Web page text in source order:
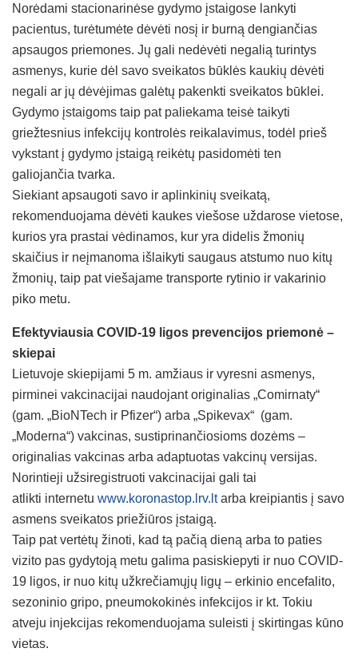
Norėdami stacionarinėse gydymo įstaigose lankyti
pacientus, turėtumėte dėvėti nosį ir burną dengiančias
apsaugos priemones. Jų gali nedėvėti negalią turintys
asmenys, kurie dėl savo sveikatos būklės kaukių dėvėti
negali ar jų dėvėjimas galėtų pakenkti sveikatos būklei.
Gydymo įstaigoms taip pat paliekama teisė taikyti
griežtesnius infekcijų kontrolės reikalavimus, todėl prieš
vykstant į gydymo įstaigą reikėtų pasidomėti ten
galiojančia tvarka.
Siekiant apsaugoti savo ir aplinkinių sveikatą,
rekomenduojama dėvėti kaukes viešose uždarose vietose,
kurios yra prastai vėdinamos, kur yra didelis žmonių
skaičius ir neįmanoma išlaikyti saugaus atstumo nuo kitų
žmonių, taip pat viešajame transporte rytinio ir vakarinio
piko metu.
Efektyviausia COVID-19 ligos prevencijos priemonė –
skiepai
Lietuvoje skiepijami 5 m. amžiaus ir vyresni asmenys,
pirminei vakcinacijai naudojant originalias „Comirnaty“
(gam. „BioNTech ir Pfizer“) arba „Spikevax“ (gam.
„Moderna“) vakcinas, sustiprinančiosioms dozėms –
originalias vakcinas arba adaptuotas vakcinų versijas.
Norintieji užsiregistruoti vakcinacijai gali tai
atlikti internetu www.koronastop.lrv.ltarba kreipiantis į savo
asmens sveikatos priežiūros įstaigą.
Taip pat vertėtų žinoti, kad tą pačią dieną arba to paties
vizito pas gydytoją metu galima pasiskiepyti ir nuo COVID-
19 ligos, ir nuo kitų užkrečiamųjų ligų – erkinio encefalito,
sezoninio gripo, pneumokokinės infekcijos ir kt. Tokiu
atveju injekcijas rekomenduojama suleisti į skirtingas kūno
vietas.